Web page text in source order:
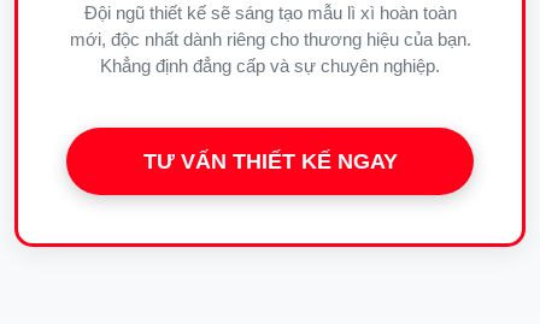
Đội ngũ thiết kế sẽ sáng tạo mẫu lì xì hoàn toàn
mới, độc nhất dành riêng cho thương hiệu của bạn.
Khẳng định đẳng cấp và sự chuyên nghiệp.
TƯ VẤN THIẾT KẾ NGAY